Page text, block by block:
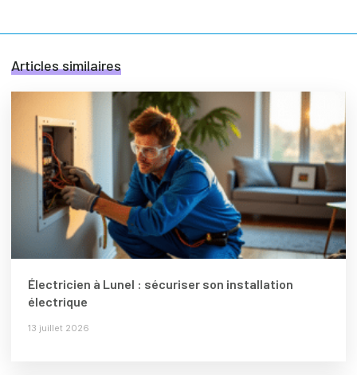
Articles similaires
Électricien à Lunel : sécuriser son installation
électrique
13 juillet 2026